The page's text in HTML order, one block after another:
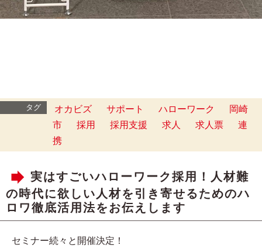
タグ オカビズ サポート ハローワーク
岡崎
市
採用 採用支援 求人 求人票
連
携
実はすごいハローワーク採用！人材難
の時代に欲しい人材を引き寄せるためのハ
ロワ徹底活用法をお伝えします
セミナー続々と開催決定！